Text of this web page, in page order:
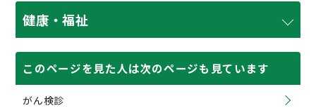
健康・福祉
このページを見た人は次のページも見ています
がん検診